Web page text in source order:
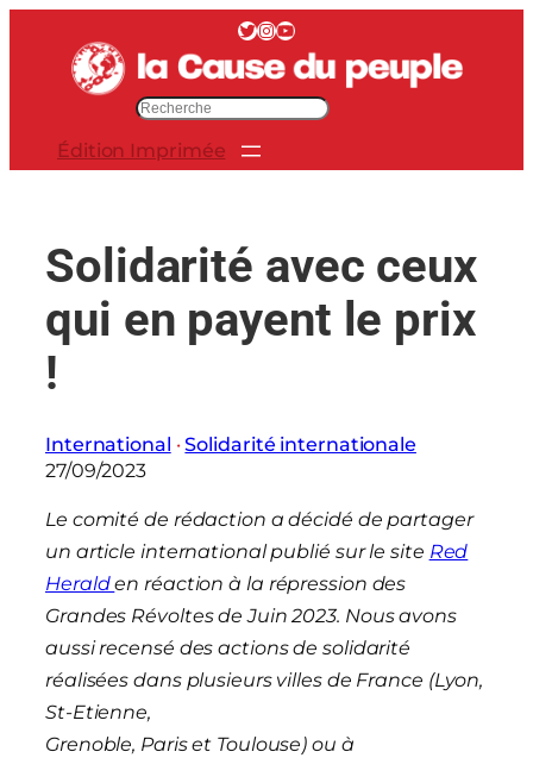
contenu
Twitter InstagramYouTube
c
e
Édition Imprimée
Solidarité avec ceux
qui en payent le prix
!
International · Solidarité internationale
27/09/2023
Le comité de rédaction a décidé de partager
un article international publié sur le site Red
Heralden réaction à la répression des
Grandes Révoltes de Juin 2023. Nous avons
aussi recensé des actions de solidarité
réalisées dans plusieurs villes de France (Lyon,
St-Etienne,
Grenoble, Paris et Toulouse) ou à